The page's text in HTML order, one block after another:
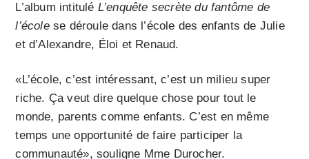
L’album intitulé L’enquête secrète du fantôme de
l’écolese déroule dans l’école des enfants de Julie
et d’Alexandre, Éloi et Renaud.
«L’école, c’est intéressant, c’est un milieu super
riche. Ça veut dire quelque chose pour tout le
monde, parents comme enfants. C’est en même
temps une opportunité de faire participer la
communauté», souligne Mme Durocher.